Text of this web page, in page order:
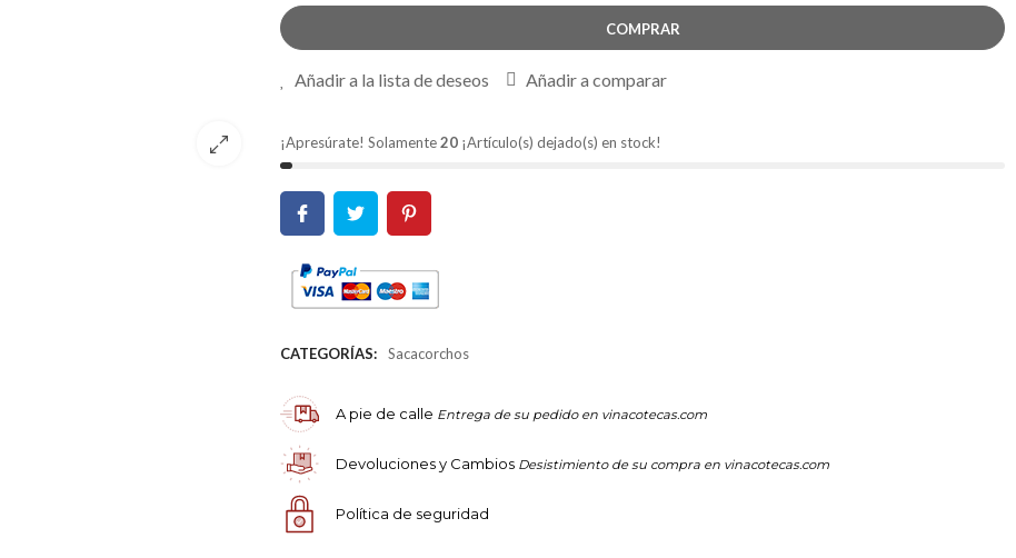
COMPRAR
Añadir a la lista de deseos Añadir a comparar
¡Apresúrate! Solamente20 ¡Artículo(s) dejado(s) en stock!
CATEGORÍAS: Sacacorchos
A pie de calle Entrega de su pedido en vinacotecas.com
Devoluciones y Cambios Desistimiento de su compra en vinacotecas.com
Política de seguridad